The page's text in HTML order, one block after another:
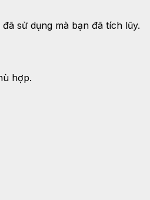
sử dụng mà bạn đã tích lũy.
hợp.